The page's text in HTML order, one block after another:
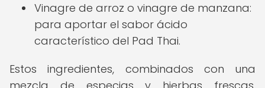
Vinagre de arroz o vinagre de manzana:
para aportar el sabor ácido
característico del Pad Thai.
Estos ingredientes, combinados con una